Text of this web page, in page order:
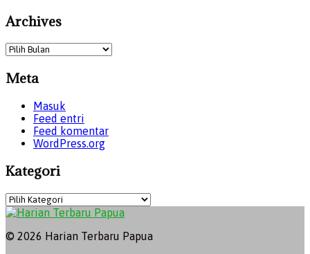
Archives
Archives
Meta
Masuk
Feed entri
Feed komentar
WordPress.org
Kategori
Kategori
© 2026 Harian Terbaru Papua